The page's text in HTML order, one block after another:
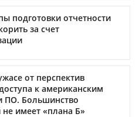
подготовки отчетности
за счет
от перспектив
к американским
ПО. Большинство
имеет «плана Б»